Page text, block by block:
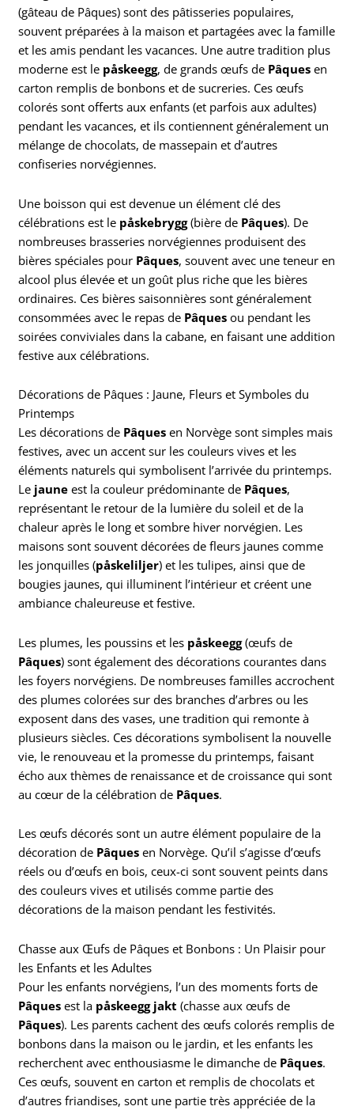
(gâteau de Pâques) sont des pâtisseries populaires,
souvent préparées à la maison et partagées avec la famille
et les amis pendant les vacances. Une autre tradition plus
moderne est le påskeegg, de grands œufs de Pâques en
carton remplis de bonbons et de sucreries. Ces œufs
colorés sont offerts aux enfants (et parfois aux adultes)
pendant les vacances, et ils contiennent généralement un
mélange de chocolats, de massepain et d’autres
confiseries norvégiennes.
Une boisson qui est devenue un élément clé des
célébrations est le påskebrygg(bière de Pâques). De
nombreuses brasseries norvégiennes produisent des
bières spéciales pour Pâques, souvent avec une teneur en
alcool plus élevée et un goût plus riche que les bières
ordinaires. Ces bières saisonnières sont généralement
consommées avec le repas de Pâques ou pendant les
soirées conviviales dans la cabane, en faisant une addition
festive aux célébrations.
Décorations de Pâques : Jaune, Fleurs et Symboles du
Printemps
Les décorations de Pâques en Norvège sont simples mais
festives, avec un accent sur les couleurs vives et les
éléments naturels qui symbolisent l’arrivée du printemps.
Le jaune est la couleur prédominante de Pâques,
représentant le retour de la lumière du soleil et de la
chaleur après le long et sombre hiver norvégien. Les
maisons sont souvent décorées de fleurs jaunes comme
les jonquilles (påskeliljer) et les tulipes, ainsi que de
bougies jaunes, qui illuminent l’intérieur et créent une
ambiance chaleureuse et festive.
Les plumes, les poussins et les påskeegg(œufs de
Pâques) sont également des décorations courantes dans
les foyers norvégiens. De nombreuses familles accrochent
des plumes colorées sur des branches d’arbres ou les
exposent dans des vases, une tradition qui remonte à
plusieurs siècles. Ces décorations symbolisent la nouvelle
vie, le renouveau et la promesse du printemps, faisant
écho aux thèmes de renaissance et de croissance qui sont
au cœur de la célébration de Pâques.
Les œufs décorés sont un autre élément populaire de la
décoration de Pâques en Norvège. Qu’il s’agisse d’œufs
réels ou d’œufs en bois, ceux-ci sont souvent peints dans
des couleurs vives et utilisés comme partie des
décorations de la maison pendant les festivités.
Chasse aux Œufs de Pâques et Bonbons : Un Plaisir pour
les Enfants et les Adultes
Pour les enfants norvégiens, l’un des moments forts de
Pâques est la påskeegg jakt (chasse aux œufs de
Pâques). Les parents cachent des œufs colorés remplis de
bonbons dans la maison ou le jardin, et les enfants les
recherchent avec enthousiasme le dimanche de Pâques.
Ces œufs, souvent en carton et remplis de chocolats et
d’autres friandises, sont une partie très appréciée de la